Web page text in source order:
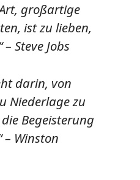
großartige
ist zu lieben,
Steve Jobs
darin, von
Niederlage zu
Begeisterung
– Winston